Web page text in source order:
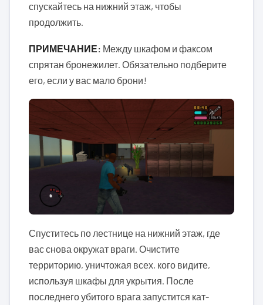
спускайтесь на нижний этаж, чтобы
продолжить.
ПРИМЕЧАНИЕ: Между шкафом и факсом
спрятан бронежилет. Обязательно подберите
его, если у вас мало брони!
Спуститесь по лестнице на нижний этаж, где
вас снова окружат враги. Очистите
территорию, уничтожая всех, кого видите,
используя шкафы для укрытия. После
последнего убитого врага запустится кат-